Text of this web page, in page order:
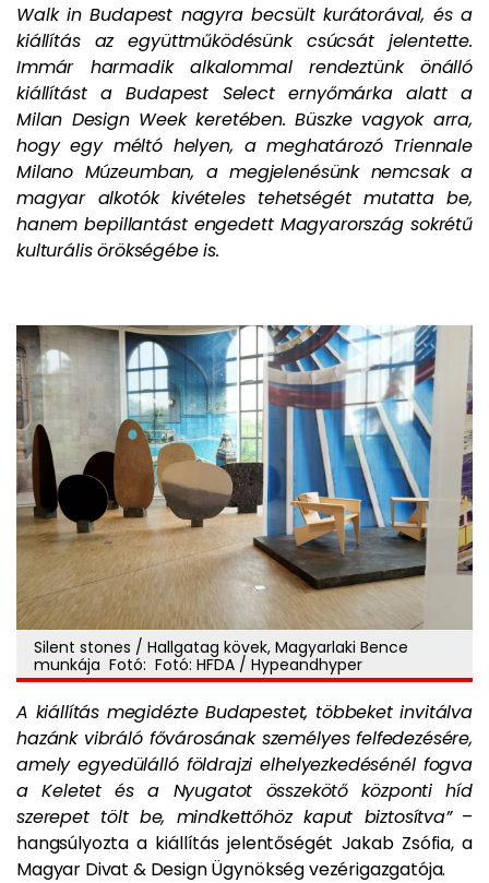
Walk in Budapest nagyra becsült kurátorával, és a
kiállítás az együttműködésünk csúcsát jelentette.
Immár harmadik alkalommal rendeztünk önálló
kiállítást a Budapest Select ernyőmárka alatt a
Milan Design Week keretében. Büszke vagyok arra,
hogy egy méltó helyen, a meghatározó Triennale
Milano Múzeumban, a megjelenésünk nemcsak a
magyar alkotók kivételes tehetségét mutatta be,
hanem bepillantást engedett Magyarország sokrétű
kulturális örökségébe is.
Silent stones / Hallgatag kövek, Magyarlaki Bence
munkája Fotó: Fotó: HFDA / Hypeandhyper
A kiállítás megidézte Budapestet, többeket invitálva
hazánk vibráló fővárosának személyes felfedezésére,
amely egyedülálló földrajzi elhelyezkedésénél fogva
a Keletet és a Nyugatot összekötő központi híd
szerepet tölt be, mindkettőhöz kaput biztosítva”–
hangsúlyozta a kiállítás jelentőségét Jakab Zsófia, a
Magyar Divat & Design Ügynökség vezérigazgatója.